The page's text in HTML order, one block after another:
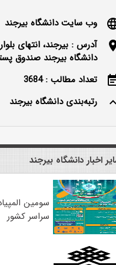
وب سایت دانشگاه بیرجند
آدرس : بیرجند، انتهای
دانشگاه بیرجند صندوق پستی: ۶۱۵/
تعداد مطالب : 3684
keyboard_arrow_up
رتبه‌بندی دانشگاه بیرجند
اخبار دانشگاه بیرجند
سومین
سراسر کشور